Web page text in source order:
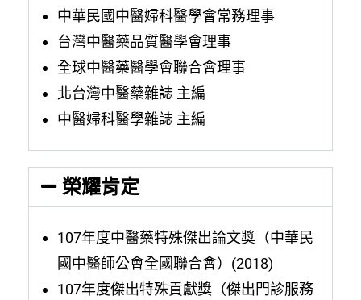
中華民國中醫婦科醫學會常務理事
台灣中醫藥品質醫學會理事
全球中醫藥醫學會聯合會理事
北台灣中醫藥雜誌 主編
中醫婦科醫學雜誌 主編
榮耀肯定
107年度中醫藥特殊傑出論文獎（中華民
國中醫師公會全國聯合會）(2018)
107年度傑出特殊貢獻獎（傑出門診服務